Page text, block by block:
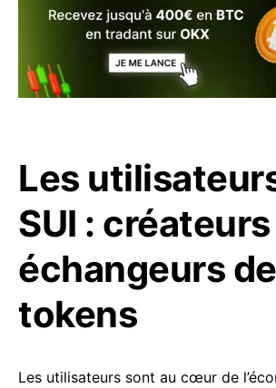
Les
SUI :
échangeurs de
tokens
Les utilisateurs sont au cœur de